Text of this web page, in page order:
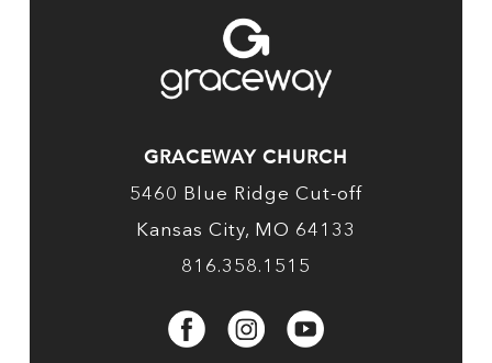
GRACEWAY CHURCH
5460 Blue Ridge Cut-off
Kansas City, MO 64133
816.358.1515